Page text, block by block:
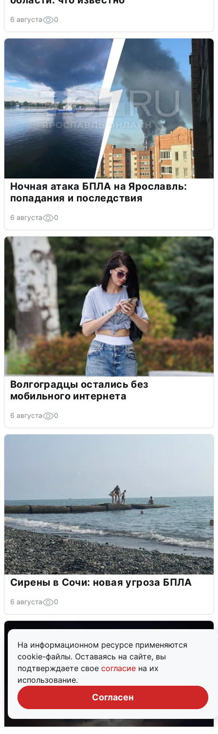
На информационном ресурсе применяются
cookie-файлы. Оставаясь на сайте, вы
подтверждаете свое согласие на их
использование.
Согласен
6 августа 0
Ночная атака БПЛА на Ярославль:
попадания и последствия
6 августа 0
Волгоградцы остались без
мобильного интернета
6 августа 0
Сирены в Сочи: новая угроза БПЛА
6 августа 0